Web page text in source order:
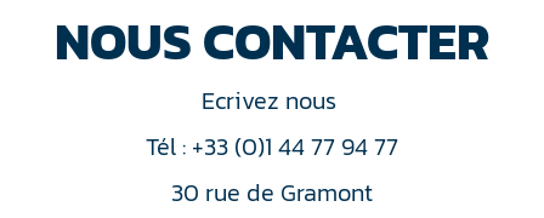
NOUS CONTACTER
Ecrivez nous
Tél : +33 (0)1 44 77 94 77
30 rue de Gramont